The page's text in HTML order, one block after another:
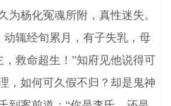
为杨化冤魂所附，真性迷失。
辄经旬累月，有子失乳，母
救命超生！”知府见他说得可
，如何可久假不归？却是鬼神